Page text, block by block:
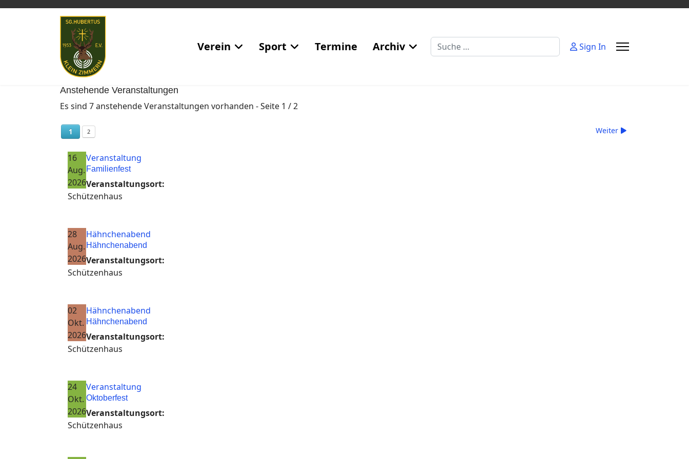
Verein Sport Termine Archiv Suchen Sign In
Anstehende Veranstaltungen
Es sind 7 anstehende Veranstaltungen vorhanden - Seite 1 / 2
1 2 Weiter
16
Aug.
2026
Veranstaltung
Familienfest
Veranstaltungsort:
Schützenhaus
28
Aug.
2026
Hähnchenabend
Hähnchenabend
Veranstaltungsort:
Schützenhaus
02
Okt.
2026
Hähnchenabend
Hähnchenabend
Veranstaltungsort:
Schützenhaus
24
Okt.
2026
Veranstaltung
Oktoberfest
Veranstaltungsort:
Schützenhaus